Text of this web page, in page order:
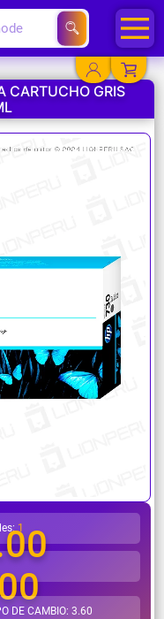
ayuda?
CARTUCHO GRIS
1
DE CAMBIO: 3.60